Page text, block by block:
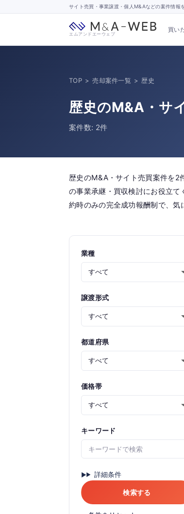
サイト売買・事業譲渡・個人M&Aなどの案件情
エムアンドエーウェブ
買い
TOP > 売却案件一覧 > 歴史
歴史のM&A・サ
案件数: 2件
歴史のM&A・サイト売買案件を2
の事業承継・買収検討にお役立
約時のみの完全成功報酬制で、気
業種
譲渡形式
都道府県
価格帯
キーワード
詳細条件
検索する